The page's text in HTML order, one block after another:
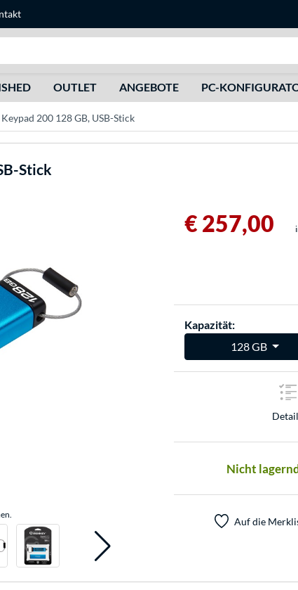
OUTLET ANGEBOTE PC-
200 128 GB, USB-Stick
Stick
€ 257,00
Kapazität:
128 GB
Nicht
Auf die